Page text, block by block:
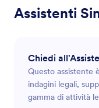
Assistenti
Chiedi
Questo assistente
indagini legali,
gamma di attività